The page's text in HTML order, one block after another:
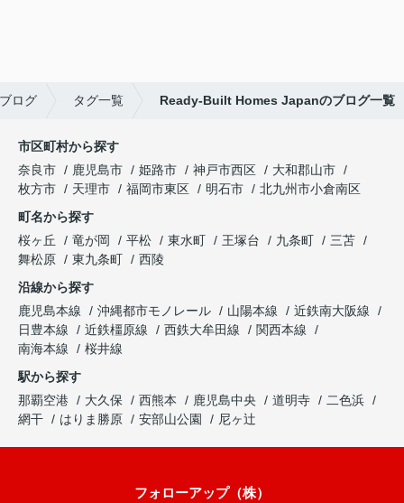
ブログ タグ一覧 Ready-Built Homes Japanのブログ一覧
市区町村から探す
奈良市
鹿児島市 姫路市 神戸市西区
大和郡山市
枚方市
天理市 福岡市東区 明石市
北九州市小倉南区
町名から探す
桜ヶ丘
竜が岡 平松 東水町 王塚台 九条町
三苫
舞松原
東九条町
西陵
沿線から探す
鹿児島本線
沖縄都市モノレール 山陽本線
近鉄南大阪線
日豊本線
近鉄橿原線 西鉄大牟田線
関西本線
南海本線
桜井線
駅から探す
那覇空港
大久保 西熊本 鹿児島中央 道明寺
二色浜
網干
はりま勝原 安部山公園 尼ヶ辻
フォローアップ（株）